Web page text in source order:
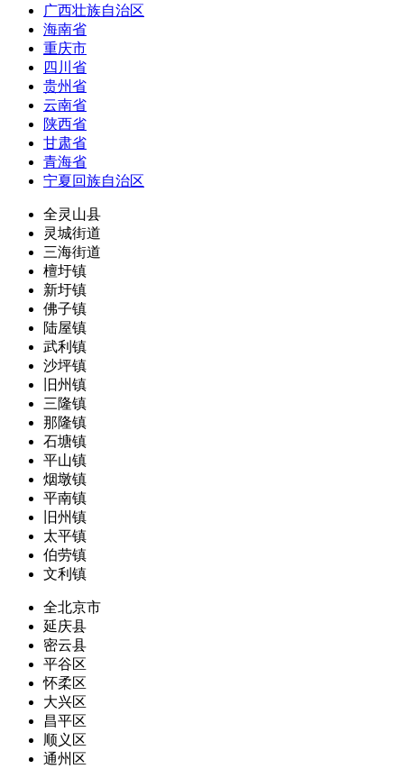
广西壮族自治区
海南省
重庆市
四川省
贵州省
云南省
陕西省
甘肃省
青海省
宁夏回族自治区
全灵山县
灵城街道
三海街道
檀圩镇
新圩镇
佛子镇
陆屋镇
武利镇
沙坪镇
旧州镇
三隆镇
那隆镇
石塘镇
平山镇
烟墩镇
平南镇
旧州镇
太平镇
伯劳镇
文利镇
全北京市
延庆县
密云县
平谷区
怀柔区
大兴区
昌平区
顺义区
通州区